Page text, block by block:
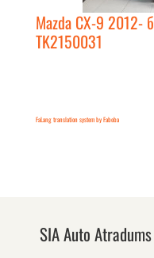
Mazda CX-9 2012-
TK2150031
FaLang translation system by Faboba
SIA Auto